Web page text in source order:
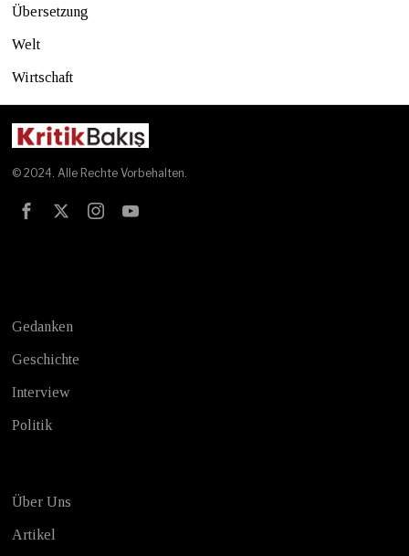
Übersetzung
Welt
Wirtschaft
© 2024. Alle Rechte Vorbehalten.
Gedanken
Geschichte
Interview
Politik
Über Uns
Artikel